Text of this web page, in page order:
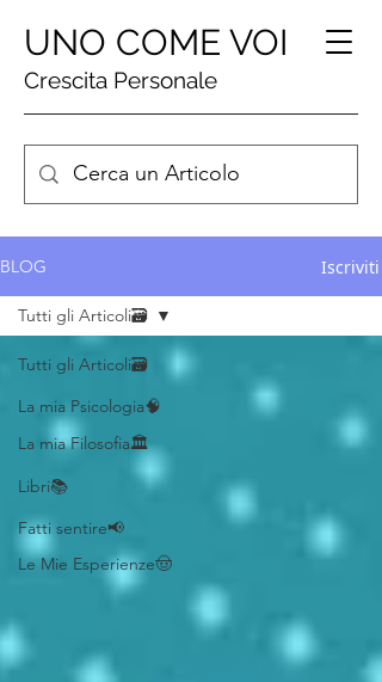
UNO COME VOI
Crescita Personale
BLOG Iscriviti
Tutti gli Articoli🗃️
La mia Psicologia🧠
La mia Filosofia🏛️
Libri📚
Fatti sentire📢
Le Mie Esperienze🤠
Tutti gli Articoli🗃️